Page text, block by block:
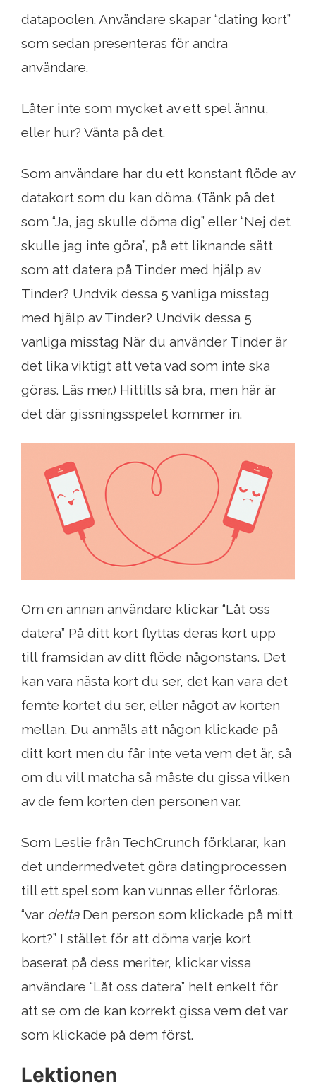
datapoolen. Användare skapar “dating kort”
som sedan presenteras för andra
användare.
Låter inte som mycket av ett spel ännu,
eller hur? Vänta på det.
Som användare har du ett konstant flöde av
datakort som du kan döma. (Tänk på det
som “Ja, jag skulle döma dig” eller “Nej det
skulle jag inte göra”, på ett liknande sätt
som att datera på Tinder med hjälp av
Tinder? Undvik dessa 5 vanliga misstag
med hjälp av Tinder? Undvik dessa 5
vanliga misstag När du använder Tinder är
det lika viktigt att veta vad som inte ska
göras. Läs mer.) Hittills så bra, men här är
det där gissningsspelet kommer in.
Om en annan användare klickar “Låt oss
datera” På ditt kort flyttas deras kort upp
till framsidan av ditt flöde någonstans. Det
kan vara nästa kort du ser, det kan vara det
femte kortet du ser, eller något av korten
mellan. Du anmäls att någon klickade på
ditt kort men du får inte veta vem det är, så
om du vill matcha så måste du gissa vilken
av de fem korten den personen var.
Som Leslie från TechCrunch förklarar, kan
det undermedvetet göra datingprocessen
till ett spel som kan vunnas eller förloras.
“var dettaDen person som klickade på mitt
kort?” I stället för att döma varje kort
baserat på dess meriter, klickar vissa
användare “Låt oss datera” helt enkelt för
att se om de kan korrekt gissa vem det var
som klickade på dem först.
Lektionen